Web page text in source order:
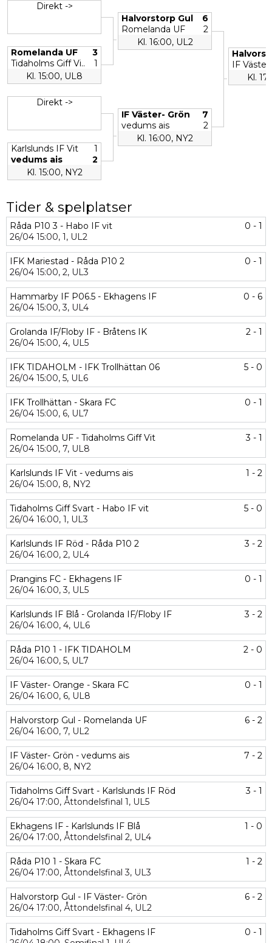
Direkt ->
Romelanda UF
3
Tidaholms Giff Vi..
1
Kl. 15:00, UL8
Direkt ->
Karlslunds IF Vit
1
vedums ais
2
Kl. 15:00, NY2
Halvorstorp Gul
6
Romelanda UF
2
Kl. 16:00, UL2
IF Väster- Grön
7
vedums ais
2
Kl. 16:00, NY2
IF
Kl.
Tider & spelplatser
Råda P10 3 - Habo IF vit
0 - 1
26/04 15:00, 1, UL2
IFK Mariestad - Råda P10 2
0 - 1
26/04 15:00, 2, UL3
Hammarby IF P06.5 - Ekhagens IF
0 - 6
26/04 15:00, 3, UL4
Grolanda IF/Floby IF - Bråtens IK
2 - 1
26/04 15:00, 4, UL5
IFK TIDAHOLM - IFK Trollhättan 06
5 - 0
26/04 15:00, 5, UL6
IFK Trollhättan - Skara FC
0 - 1
26/04 15:00, 6, UL7
Romelanda UF - Tidaholms Giff Vit
3 - 1
26/04 15:00, 7, UL8
Karlslunds IF Vit - vedums ais
1 - 2
26/04 15:00, 8, NY2
Tidaholms Giff Svart - Habo IF vit
5 - 0
26/04 16:00, 1, UL3
Karlslunds IF Röd - Råda P10 2
3 - 2
26/04 16:00, 2, UL4
Prangins FC - Ekhagens IF
0 - 1
26/04 16:00, 3, UL5
Karlslunds IF Blå - Grolanda IF/Floby IF
3 - 2
26/04 16:00, 4, UL6
Råda P10 1 - IFK TIDAHOLM
2 - 0
26/04 16:00, 5, UL7
IF Väster- Orange - Skara FC
0 - 1
26/04 16:00, 6, UL8
Halvorstorp Gul - Romelanda UF
6 - 2
26/04 16:00, 7, UL2
IF Väster- Grön - vedums ais
7 - 2
26/04 16:00, 8, NY2
Tidaholms Giff Svart - Karlslunds IF Röd
3 - 1
26/04 17:00, Åttondelsfinal 1, UL5
Ekhagens IF - Karlslunds IF Blå
1 - 0
26/04 17:00, Åttondelsfinal 2, UL4
Råda P10 1 - Skara FC
1 - 2
26/04 17:00, Åttondelsfinal 3, UL3
Halvorstorp Gul - IF Väster- Grön
6 - 2
26/04 17:00, Åttondelsfinal 4, UL2
Tidaholms Giff Svart - Ekhagens IF
0 - 1